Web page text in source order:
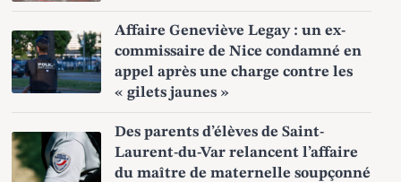
Affaire Geneviève Legay : un ex-
commissaire de Nice condamné en
appel après une charge contre les
« gilets jaunes »
Des parents d’élèves de Saint-
Laurent-du-Var relancent l’affaire
du maître de maternelle soupçonné